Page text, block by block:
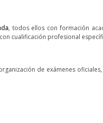
, todos ellos con formación
cualificación profesional
de exámenes